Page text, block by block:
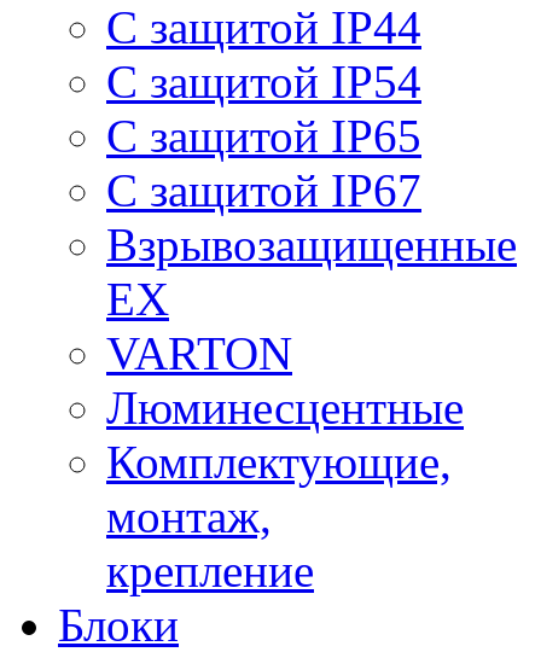
С защитой IP44
С защитой IP54
С защитой IP65
С защитой IP67
Взрывозащищенные
EX
VARTON
Люминесцентные
Комплектующие,
монтаж,
крепление
Блоки